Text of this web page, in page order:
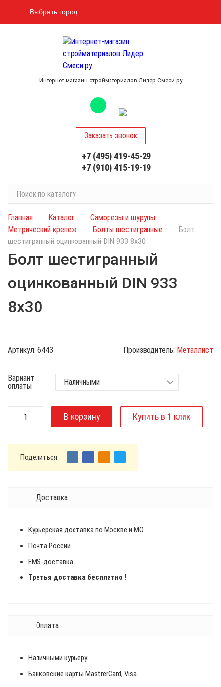
Выбрать город
Интернет-магазин стройматериалов Лидер Смеси.ру
и
с
о
а
а
у
Заказать звонок
+7 (495) 419-45-29
+7 (910) 415-19-19
Главная Каталог
Саморезы и шурупы
Метрический крепеж
Болты шестигранные
Болт
шестигранный оцинкованный DIN 933 8х30
Болт шестигранный
оцинкованный DIN 933
8х30
Артикул: 6443 Производитель: Металлист
Вариант
оплаты
Поделиться:
Доставка
Курьерская доставка по Москве и МО
Почта России
EMS-доставка
Третья доставка бесплатно !
Оплата
Наличными курьеру
Банковские карты MastrerCard, Visa